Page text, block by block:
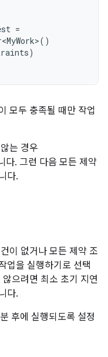
=
()
)
모두 충족될 때만 작업
는 경우
. 그런 다음 모든 제약
다.
이 없거나 모든 제약 조
업을 실행하기로 선택
으려면 최소 초기 지연
다.
후에 실행되도록 설정